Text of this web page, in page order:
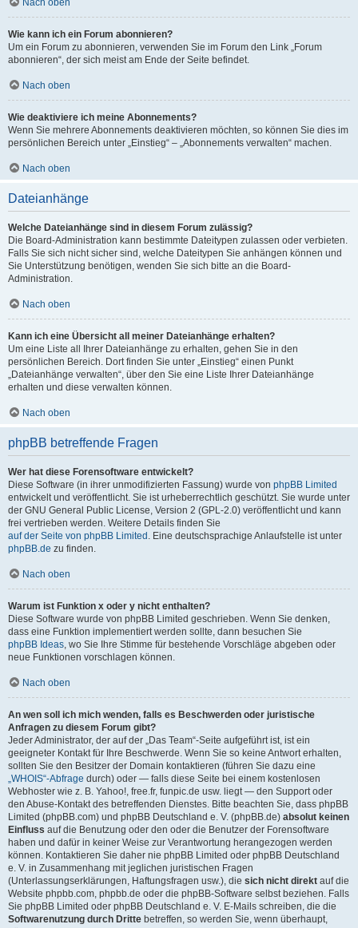
Nach oben
Wie kann ich ein Forum abonnieren?
Um ein Forum zu abonnieren, verwenden Sie im Forum den Link „Forum
abonnieren“, der sich meist am Ende der Seite befindet.
Nach oben
Wie deaktiviere ich meine Abonnements?
Wenn Sie mehrere Abonnements deaktivieren möchten, so können Sie dies im
persönlichen Bereich unter „Einstieg“ – „Abonnements verwalten“ machen.
Nach oben
Dateianhänge
Welche Dateianhänge sind in diesem Forum zulässig?
Die Board-Administration kann bestimmte Dateitypen zulassen oder verbieten.
Falls Sie sich nicht sicher sind, welche Dateitypen Sie anhängen können und
Sie Unterstützung benötigen, wenden Sie sich bitte an die Board-
Administration.
Nach oben
Kann ich eine Übersicht all meiner Dateianhänge erhalten?
Um eine Liste all Ihrer Dateianhänge zu erhalten, gehen Sie in den
persönlichen Bereich. Dort finden Sie unter „Einstieg“ einen Punkt
„Dateianhänge verwalten“, über den Sie eine Liste Ihrer Dateianhänge
erhalten und diese verwalten können.
Nach oben
phpBB betreffende Fragen
Wer hat diese Forensoftware entwickelt?
Diese Software (in ihrer unmodifizierten Fassung) wurde von phpBB Limited
entwickelt und veröffentlicht. Sie ist urheberrechtlich geschützt. Sie wurde unter
der GNU General Public License, Version 2 (GPL-2.0) veröffentlicht und kann
frei vertrieben werden. Weitere Details finden Sie
auf der Seite von phpBB Limited . Eine deutschsprachige Anlaufstelle ist unter
phpBB.de zu finden.
Nach oben
Warum ist Funktion x oder y nicht enthalten?
Diese Software wurde von phpBB Limited geschrieben. Wenn Sie denken,
dass eine Funktion implementiert werden sollte, dann besuchen Sie
phpBB Ideas, wo Sie Ihre Stimme für bestehende Vorschläge abgeben oder
neue Funktionen vorschlagen können.
Nach oben
An wen soll ich mich wenden, falls es Beschwerden oder juristische
Anfragen zu diesem Forum gibt?
Jeder Administrator, der auf der „Das Team“-Seite aufgeführt ist, ist ein
geeigneter Kontakt für Ihre Beschwerde. Wenn Sie so keine Antwort erhalten,
sollten Sie den Besitzer der Domain kontaktieren (führen Sie dazu eine
„WHOIS“-Abfrage durch) oder — falls diese Seite bei einem kostenlosen
Webhoster wie z. B. Yahoo!, free.fr, funpic.de usw. liegt — den Support oder
den Abuse-Kontakt des betreffenden Dienstes. Bitte beachten Sie, dass phpBB
Limited (phpBB.com) und phpBB Deutschland e. V. (phpBB.de) absolut keinen
Einfluss auf die Benutzung oder den oder die Benutzer der Forensoftware
haben und dafür in keiner Weise zur Verantwortung herangezogen werden
können. Kontaktieren Sie daher nie phpBB Limited oder phpBB Deutschland
e. V. in Zusammenhang mit jeglichen juristischen Fragen
(Unterlassungserklärungen, Haftungsfragen usw.), die sich nicht direkt auf die
Website phpbb.com, phpbb.de oder die phpBB-Software selbst beziehen. Falls
Sie phpBB Limited oder phpBB Deutschland e. V. E-Mails schreiben, die die
Softwarenutzung durch Dritte betreffen, so werden Sie, wenn überhaupt,